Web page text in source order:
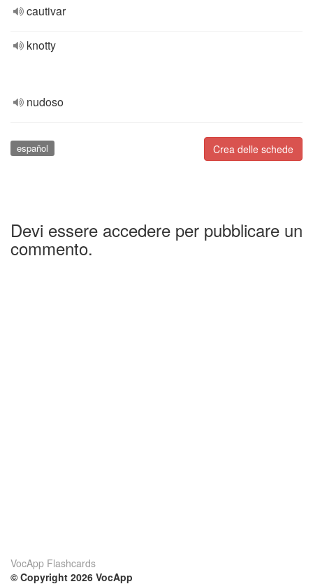
cautivar
knotty
nudoso
Crea delle schede
español
Devi essere accedere per pubblicare un
commento.
VocApp Flashcards
© Copyright 2026 VocApp